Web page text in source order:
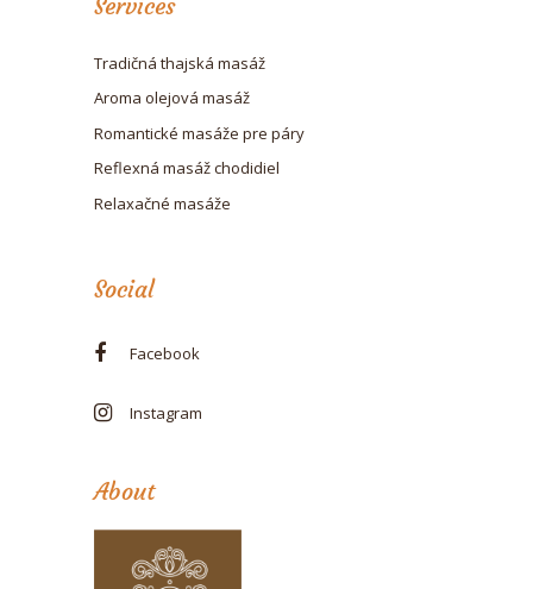
Tradičná thajská masáž
Aroma olejová masáž
Romantické masáže pre páry
Reflexná masáž chodidiel
Relaxačné masáže
Social
Facebook
Instagram
About